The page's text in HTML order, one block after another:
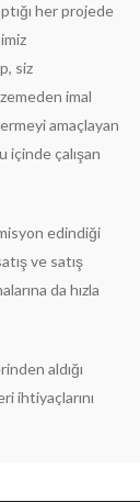
her projede
siz
imal
amaçlayan
içinde çalışan
edindiği
ve satış
da hızla
aldığı
ihtiyaçlarını